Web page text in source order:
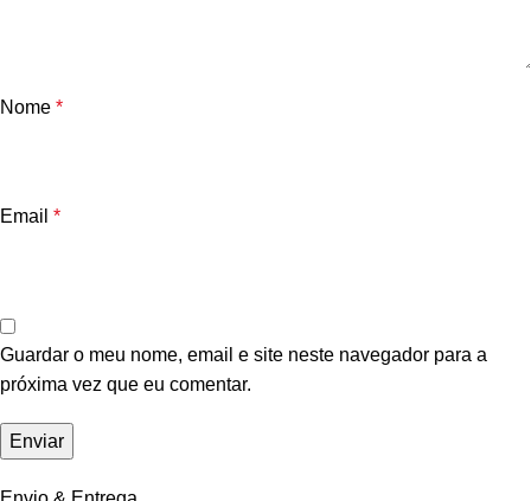
Nome *
Email *
Guardar o meu nome, email e site neste navegador para a
próxima vez que eu comentar.